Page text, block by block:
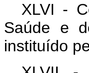
XLVI -
Saúde e
instituído